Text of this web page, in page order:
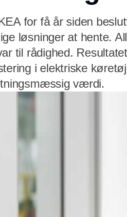
for få år siden
løsninger at hente.
til rådighed.
i elektriske
værdi.